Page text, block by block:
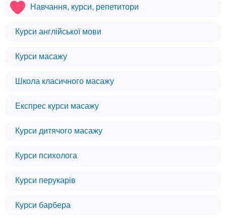
втрачайте часу, почніть свій шлях до успіху вже сьогодні!
Навчання, курси, репетитори
Курси англійської мови
Курси масажу
Школа класичного масажу
Експрес курси масажу
Курси дитячого масажу
Курси психолога
Курси перукарів
Курси барбера